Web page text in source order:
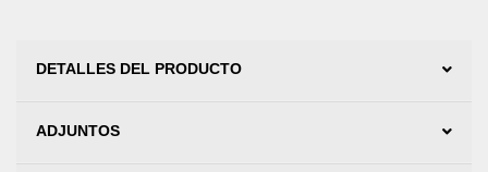
DETALLES DEL PRODUCTO
ADJUNTOS